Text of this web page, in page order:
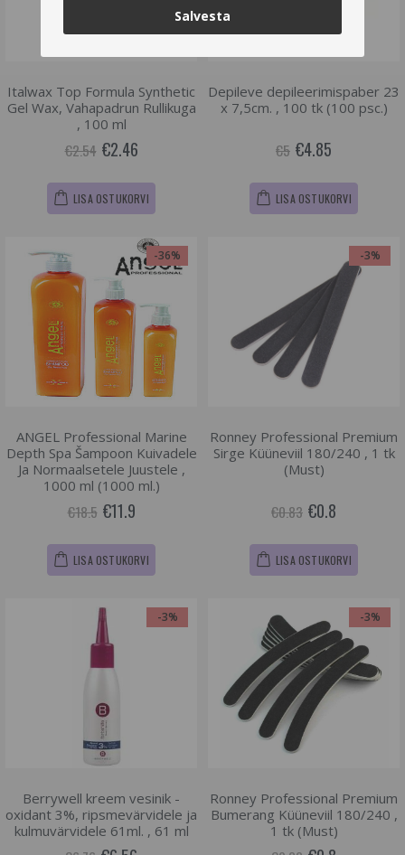
Italwax Top Formula Synthetic
Gel Wax, Vahapadrun Rullikuga
, 100 ml
€2.54 €2.46
LISA OSTUKORVI
Depileve depileerimispaber 23
x 7,5cm. , 100 tk (100 psc.)
€5 €4.85
LISA OSTUKORVI
-36%
ANGEL Professional Marine
Depth Spa Šampoon Kuivadele
Ja Normaalsetele Juustele ,
1000 ml (1000 ml.)
€18.5 €11.9
LISA OSTUKORVI
-3%
Ronney Professional Premium
Sirge Küüneviil 180/240 , 1 tk
(Must)
€0.83 €0.8
LISA OSTUKORVI
-3%
Berrywell kreem vesinik -
oxidant 3%, ripsmevärvidele ja
kulmuvärvidele 61ml. , 61 ml
-3%
Ronney Professional Premium
Bumerang Küüneviil 180/240 ,
1 tk (Must)
Salvesta